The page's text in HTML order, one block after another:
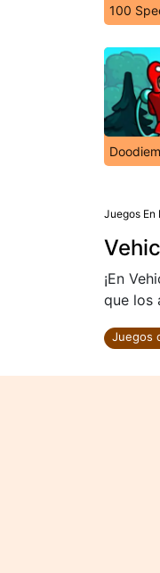
100
Juegos En
¡En
que los
Juegos